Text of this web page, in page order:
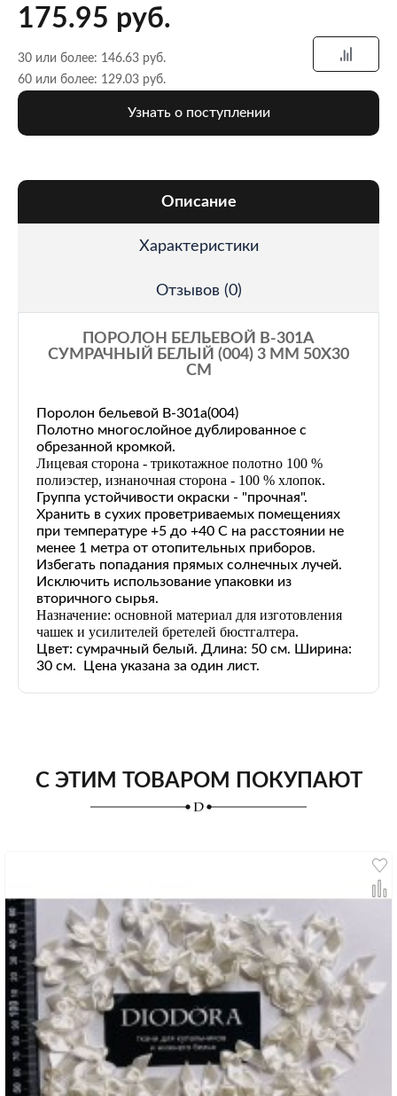
175.95 руб.
30 или более: 146.63 руб.
60 или более: 129.03 руб.
Узнать о поступлении
Описание
Характеристики
Отзывов (0)
ПОРОЛОН БЕЛЬЕВОЙ B-301A
СУМРАЧНЫЙ БЕЛЫЙ (004) 3 ММ 50Х30
СМ
Поролон бельевой В-301а(004)
Полотно многослойное дублированное с
обрезанной кромкой.
Лицевая сторона - трикотажное полотно 100 %
полиэстер, изнаночная сторона - 100 % хлопок.
Группа устойчивости окраски - "прочная".
Хранить в сухих проветриваемых помещениях
при температуре +5 до +40 С на расстоянии не
менее 1 метра от отопительных приборов.
Избегать попадания прямых солнечных лучей.
Исключить использование упаковки из
вторичного сырья.
Назначение: основной материал для изготовления
чашек и усилителей бретелей бюстгалтера.
Цвет: сумрачный белый. Длина: 50 см. Ширина:
30 см. Цена указана за один лист.
С ЭТИМ ТОВАРОМ ПОКУПАЮТ